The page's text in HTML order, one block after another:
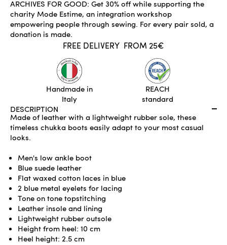
ARCHIVES FOR GOOD: Get 30% off while supporting the
charity Mode Estime, an integration workshop
empowering people through sewing. For every pair sold, a
donation is made.
ONLY 1 LEFT
ADD TO CART
FREE DELIVERY FROM 25€
Handmade in
Italy
REACH
standard
DESCRIPTION
Made of leather with a lightweight rubber sole, these
timeless chukka boots easily adapt to your most casual
looks.
Men's low ankle boot
Blue suede leather
Flat waxed cotton laces in blue
2 blue metal eyelets for lacing
Tone on tone topstitching
Leather insole and lining
Lightweight rubber outsole
Height from heel: 10 cm
Heel height: 2.5 cm